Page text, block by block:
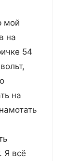
мой
на
54
на
Я всё